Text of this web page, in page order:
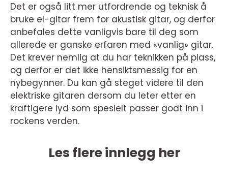
Det er også litt mer utfordrende og teknisk å
bruke el-gitar frem for akustisk gitar, og derfor
anbefales dette vanligvis bare til deg som
allerede er ganske erfaren med «vanlig» gitar.
Det krever nemlig at du har teknikken på plass,
og derfor er det ikke hensiktsmessig for en
nybegynner. Du kan gå steget videre til den
elektriske gitaren dersom du leter etter en
kraftigere lyd som spesielt passer godt inn i
rockens verden.
Les flere innlegg her